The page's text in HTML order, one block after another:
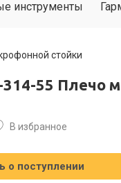
инструменты
стойки
314-55 Плечо
В избранное
о поступлении